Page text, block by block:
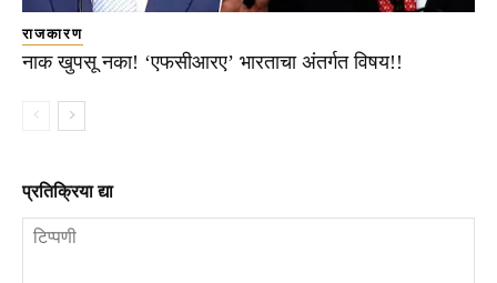
राजकारण
नाक खुपसू नका! ‘एफसीआरए’ भारताचा अंतर्गत विषय!!
प्रतिक्रिया द्या